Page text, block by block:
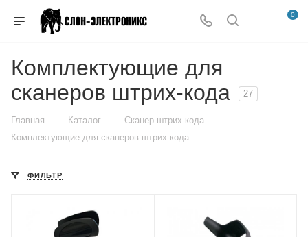
0
Комплектующие для
сканеров штрих-кода
27
Главная — Каталог — Сканер штрих-кода —
Комплектующие для сканеров штрих-кода
ФИЛЬТР